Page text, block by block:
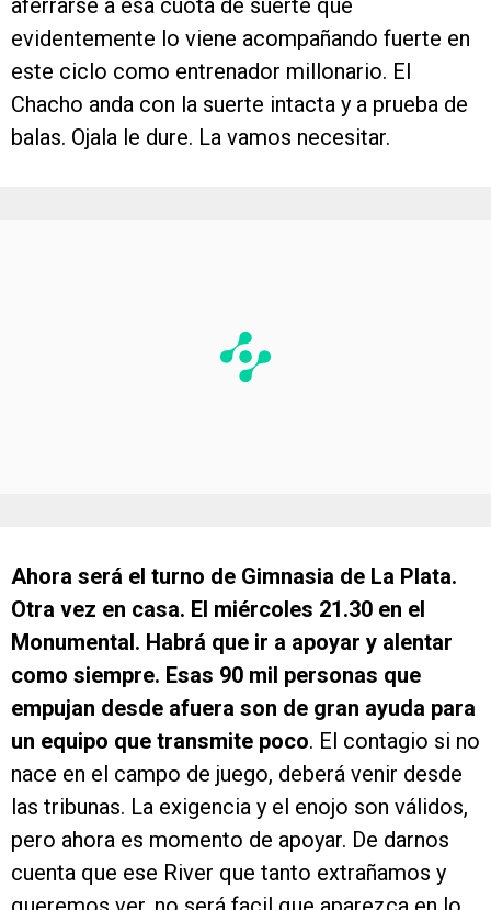
evidentemente lo viene acompañando fuerte en
este ciclo como entrenador millonario. El
Chacho anda con la suerte intacta y a prueba de
balas. Ojala le dure. La vamos necesitar.
Ahora será el turno de Gimnasia de La Plata.
Otra vez en casa. El miércoles 21.30 en el
Monumental. Habrá que ir a apoyar y alentar
como siempre. Esas 90 mil personas que
empujan desde afuera son de gran ayuda para
un equipo que transmite poco. El contagio si no
nace en el campo de juego, deberá venir desde
las tribunas. La exigencia y el enojo son válidos,
pero ahora es momento de apoyar. De darnos
cuenta que ese River que tanto extrañamos y